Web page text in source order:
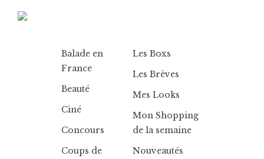
Balade en
France
Beauté
Ciné
Concours
Coups de
Les Boxs
Les Brèves
Mes Looks
Mon Shopping
de la semaine
Nouveautés